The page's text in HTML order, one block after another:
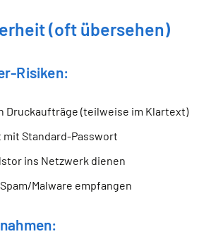
(oft übersehen)
Risiken:
Druckaufträge (teilweise im Klartext)
Standard-Passwort
ins Netzwerk dienen
Malware empfangen